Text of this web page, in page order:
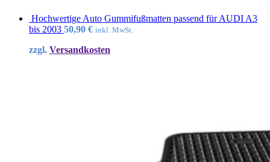
Hochwertige Auto Gummifußmatten passend für AUDI A3
bis 2003 50,90 € inkl. MwSt.
zzgl. Versandkosten